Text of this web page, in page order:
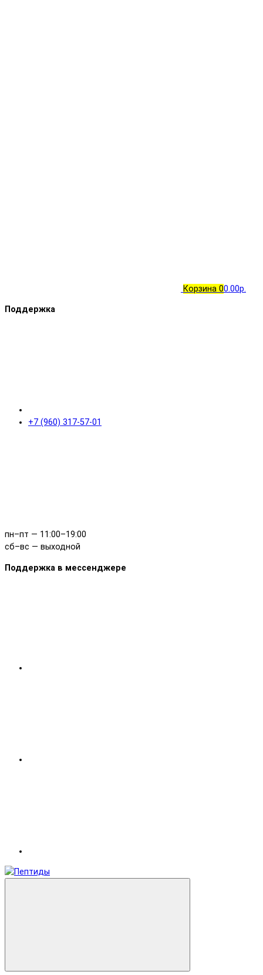
Корзина 00.00р.
Поддержка
+7 (960) 317-57-01
пн–пт — 11:00–19:00
сб–вс — выходной
Поддержка в мессенджере